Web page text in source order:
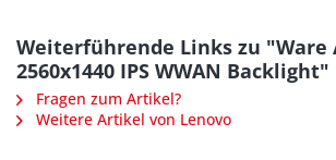
Weiterführende Links zu "Ware
2560x1440 IPS WWAN Backlight"
Fragen zum Artikel?
Weitere Artikel von Lenovo